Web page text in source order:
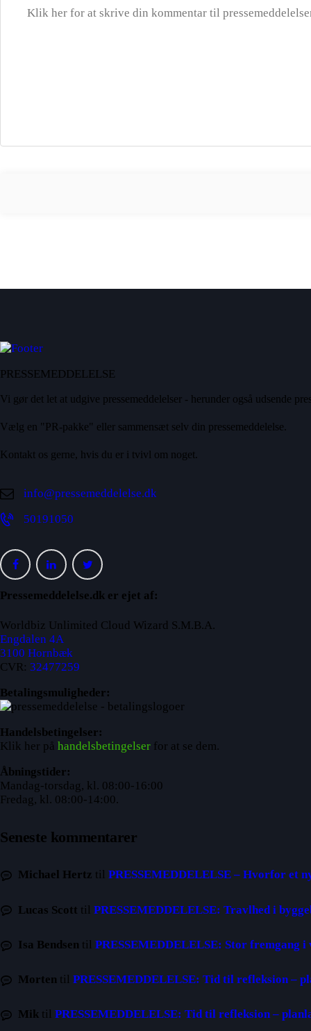
PRESSEMEDDELELSE
Vi gør det let at udgive pressemeddelelser - herunder også udsende
Vælg en "PR-pakke" eller sammensæt selv din pressemeddelelse.
Kontakt os gerne, hvis du er i tvivl om noget.
info@pressemeddelelse.dk
50191050
Pressemeddelelse.dk er ejet af:
Worldbiz Unlimited Cloud Wizard S.M.B.A.
Engdalen 4A
3100 Hornbæk
CVR: 32477259
Betalingsmuligheder:
Handelsbetingelser:
Klik her på handelsbetingelser for at se dem.
Åbningstider:
Mandag-torsdag, kl. 08:00-16:00
Fredag, kl. 08:00-14:00.
Seneste kommentarer
Michael Hertz tilPRESSEMEDDELELSE – Hvorfor et
Lucas Scott tilPRESSEMEDDELELSE: Travlhed i
Isa Bendsen tilPRESSEMEDDELELSE: Stor fremgang i
Morten tilPRESSEMEDDELELSE: Tid til refleksion –
Mik tilPRESSEMEDDELELSE: Tid til refleksion –